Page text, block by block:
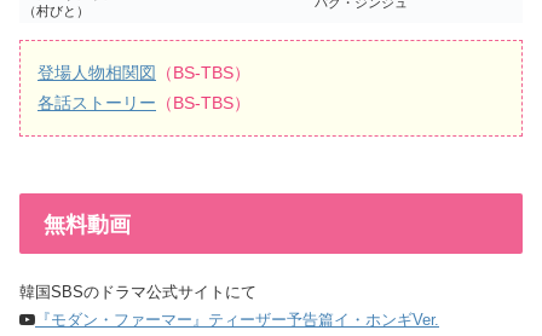
（村びと）
登場人物相関図
（BS-TBS）
各話ストーリー （BS-TBS）
無料動画
韓国SBSのドラマ公式サイトにて
『モダン・ファーマー』ティーザー予告篇イ・ホンギVer.